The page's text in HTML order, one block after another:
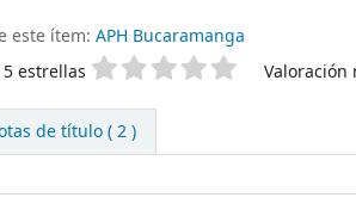
este ítem: APH Bucaramanga
estrellas Valoración
de título ( 2 )